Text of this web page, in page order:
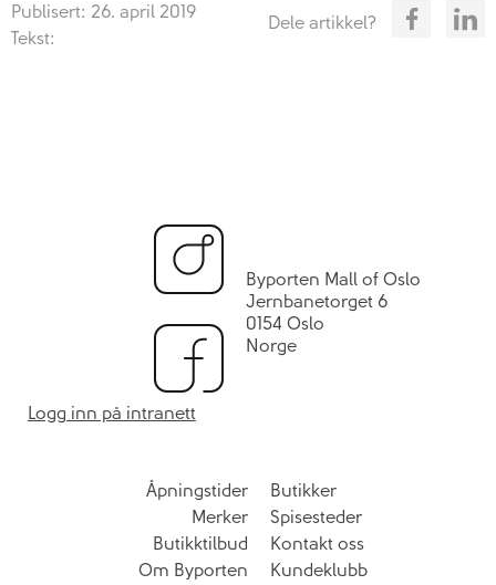
Publisert: 26. april 2019
Tekst:
Dele artikkel?
Byporten Mall of Oslo
Jernbanetorget 6
0154 Oslo
Norge
Logg inn på intranett
Åpningstider
Butikker
Merker
Spisesteder
Butikktilbud
Kontakt oss
Om Byporten
Kundeklubb